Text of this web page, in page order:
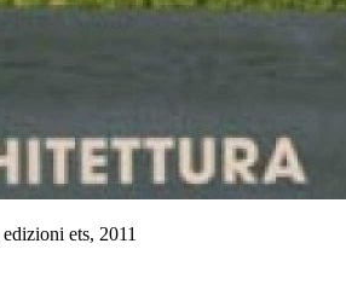
ets, 2011